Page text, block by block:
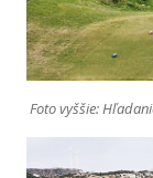
Foto vyššie: